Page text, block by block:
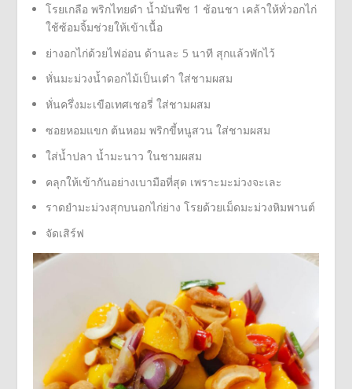
โรยเกลือ พริกไทยดำ น้ำมันพืช 1 ช้อนชา เคล้าให้ทั่วอกไก่
ใช้ซ้อมจิ้มช่วยให้เข้าเนื้อ
ย่างอกไก่ด้วยไฟอ่อน ด้านละ 5 นาที สุกแล้วพักไว้
หั่นมะม่วงน้ำดอกไม้เป็นเต๋า ใส่ชามผสม
หั่นครึ่งมะเขือเทศเชอรี่ ใส่ชามผสม
ซอยหอมแขก ต้นหอม พริกขี้หนูสวน ใส่ชามผสม
ใส่น้ำปลา น้ำมะนาว ในชามผสม
คลุกให้เข้ากันอย่างเบามือที่สุด เพราะมะม่วงจะเละ
ราดยำมะม่วงสุกบนอกไก่ย่าง โรยด้วยเม็ดมะม่วงหิมพานต์
จัดเสิร์ฟ